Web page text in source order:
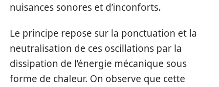
nuisances sonores et d’inconforts.
Le principe repose sur la ponctuation et la
neutralisation de ces oscillations par la
dissipation de l’énergie mécanique sous
forme de chaleur. On observe que cette